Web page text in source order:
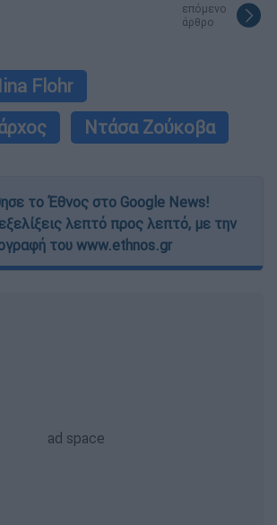
επόμενο
άρθρο
Flohr
Ντάσα Ζούκοβα
το Έθνος στο Google News!
λεπτό προς λεπτό, με την
του www.ethnos.gr